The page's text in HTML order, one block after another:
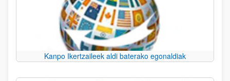
Kanpo Ikertzaileek aldi baterako egonaldiak